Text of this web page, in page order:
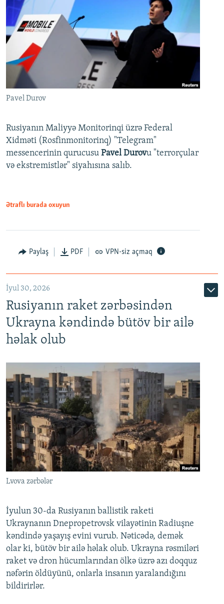
Pavel Durov
Rusiyanın Maliyyə Monitorinqi üzrə Federal
Xidməti (Rosfinmonitorinq) "Telegram"
messencerinin qurucusu Pavel Durovu "terrorçular
və ekstremistlər" siyahısına salıb.
Ətraflı burada oxuyun
Paylaş PDF VPN-siz açmaq
İyul 30, 2026
Rusiyanın raket zərbəsindən
Ukrayna kəndində bütöv bir ailə
həlak olub
Lvova zərbələr
İyulun 30-da Rusiyanın ballistik raketi
Ukraynanın Dnepropetrovsk vilayətinin Radiuşne
kəndində yaşayış evini vurub. Nəticədə, demək
olar ki, bütöv bir ailə həlak olub. Ukrayna rəsmiləri
raket və dron hücumlarından ölkə üzrə azı doqquz
nəfərin öldüyünü, onlarla insanın yaralandığını
bildirirlər.